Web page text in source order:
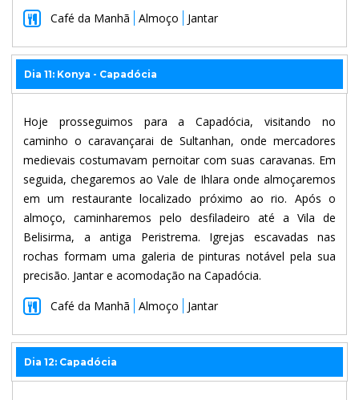
Café da Manhã
Almoço Jantar
Dia 11: Konya - Capadócia
Hoje prosseguimos para a Capadócia, visitando no
caminho o caravançarai de Sultanhan, onde mercadores
medievais costumavam pernoitar com suas caravanas. Em
seguida, chegaremos ao Vale de Ihlara onde almoçaremos
em um restaurante localizado próximo ao rio. Após o
almoço, caminharemos pelo desfiladeiro até a Vila de
Belisirma, a antiga Peristrema. Igrejas escavadas nas
rochas formam uma galeria de pinturas notável pela sua
precisão. Jantar e acomodação na Capadócia.
Café da Manhã
Almoço Jantar
Dia 12: Capadócia